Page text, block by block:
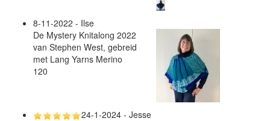
8-11-2022 - Ilse
De Mystery Knitalong 2022
van Stephen West, gebreid
met Lang Yarns Merino
120
24-1-2024 - Jesse